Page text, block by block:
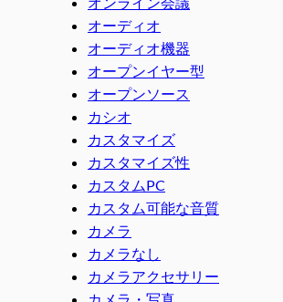
オーディオ
オーディオ機器
オープンイヤー型
オープンソース
カシオ
カスタマイズ
カスタマイズ性
カスタムPC
カスタム可能な音質
カメラ
カメラなし
カメラアクセサリー